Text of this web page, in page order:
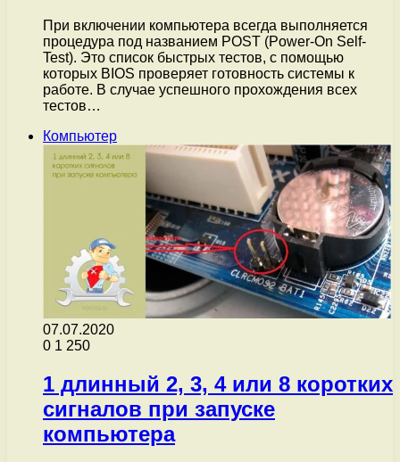
При включении компьютера всегда выполняется
процедура под названием POST (Power-On Self-
Test). Это список быстрых тестов, с помощью
которых BIOS проверяет готовность системы к
работе. В случае успешного прохождения всех
тестов…
Компьютер
07.07.2020
0 1 250
1 длинный 2, 3, 4 или 8 коротких
сигналов при запуске
компьютера